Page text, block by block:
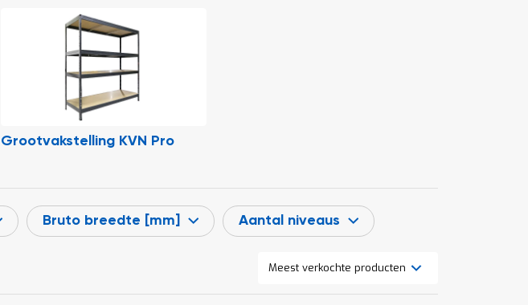
Grootvakstelling KVN Pro
Bruto breedte [mm] Aantal niveaus
Lijst